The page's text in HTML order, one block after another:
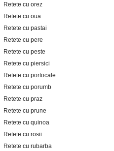
Retete cu orez
Retete cu oua
Retete cu pastai
Retete cu pere
Retete cu peste
Retete cu piersici
Retete cu portocale
Retete cu porumb
Retete cu praz
Retete cu prune
Retete cu quinoa
Retete cu rosii
Retete cu rubarba